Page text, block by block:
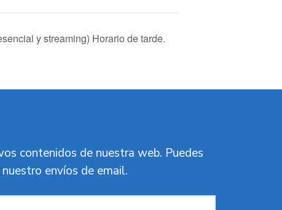
y streaming) Horario de tarde.
contenidos de nuestra web. Puedes
envíos de email.